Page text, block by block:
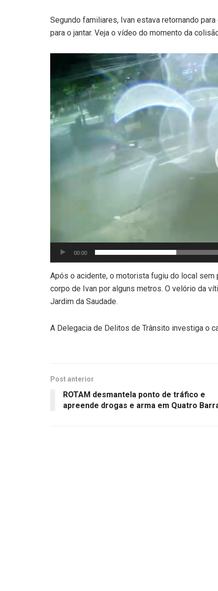
Segundo familiares, Ivan estava retornando
para o jantar. Veja o vídeo do momento da
vídeo
00:00
Após o acidente, o motorista fugiu do local
corpo de Ivan por alguns metros. O velório da
Jardim da Saudade.
A Delegacia de Delitos de Trânsito investiga o
Post anterior
ROTAM desmantela ponto de tráfico e
apreende drogas e arma em Quatro